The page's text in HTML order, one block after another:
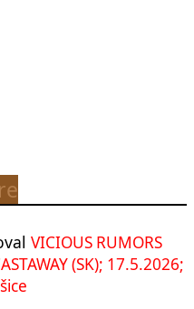
VICIOUS RUMORS
(SK); 17.5.2026;